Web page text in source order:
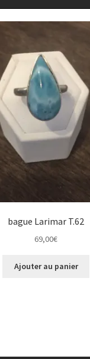
bague Larimar T.62
69,00€
Ajouter au panier